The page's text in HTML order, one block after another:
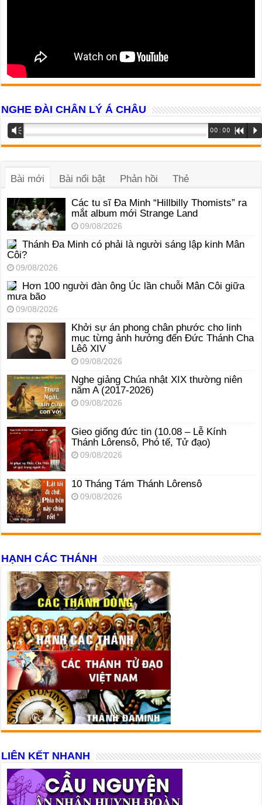
NGHE ĐÀI CHÂN LÝ Á CHÂU
Trình
phát
âm
Vm 00:00 R P
Bài mới Bài nổi bật Phản hồi Thẻ
Các tu sĩ Đa Minh “Hillbilly Thomists” ra
mắt album mới Strange Land
09/08/2026
Thánh Đa Minh có phải là người sáng lập kinh Mân
Côi?
09/08/2026
Hơn 100 người đàn ông Úc lần chuỗi Mân Côi giữa
mưa bão
09/08/2026
Khởi sự án phong chân phước cho linh
mục từng ảnh hưởng đến Đức Thánh Cha
Lêô XIV
09/08/2026
Nghe giảng Chúa nhật XIX thường niên
năm A (2017-2026)
09/08/2026
Gieo giống đức tin (10.08 – Lễ Kính
Thánh Lôrensô, Phó tế, Tử đạo)
09/08/2026
10 Tháng Tám Thánh Lôrensô
09/08/2026
HẠNH CÁC THÁNH
LIÊN KẾT NHANH